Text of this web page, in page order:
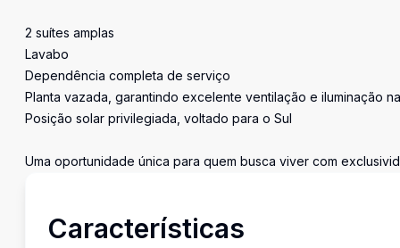
2 suítes amplas
Lavabo
Dependência completa de serviço
Planta vazada, garantindo excelente ventilação e iluminação
Posição solar privilegiada, voltado para o Sul
Uma oportunidade única para quem busca viver com
Características